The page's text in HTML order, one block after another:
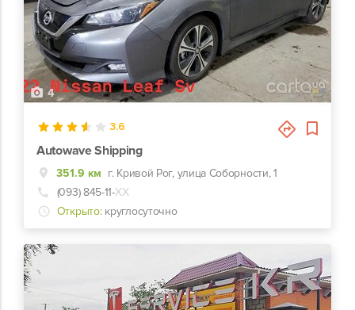
4
3.6
Autowave Shipping
351.9 км г. Кривой Рог, улица Соборности, 1
(093) 845-11-ХХ
Открыто: круглосуточно